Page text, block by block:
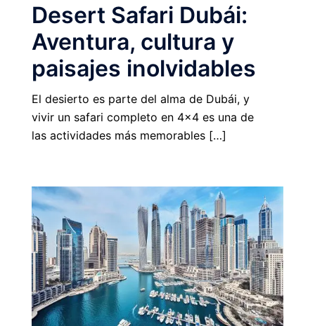
Desert Safari Dubái:
Aventura, cultura y
paisajes inolvidables
El desierto es parte del alma de Dubái, y
vivir un safari completo en 4×4 es una de
las actividades más memorables […]